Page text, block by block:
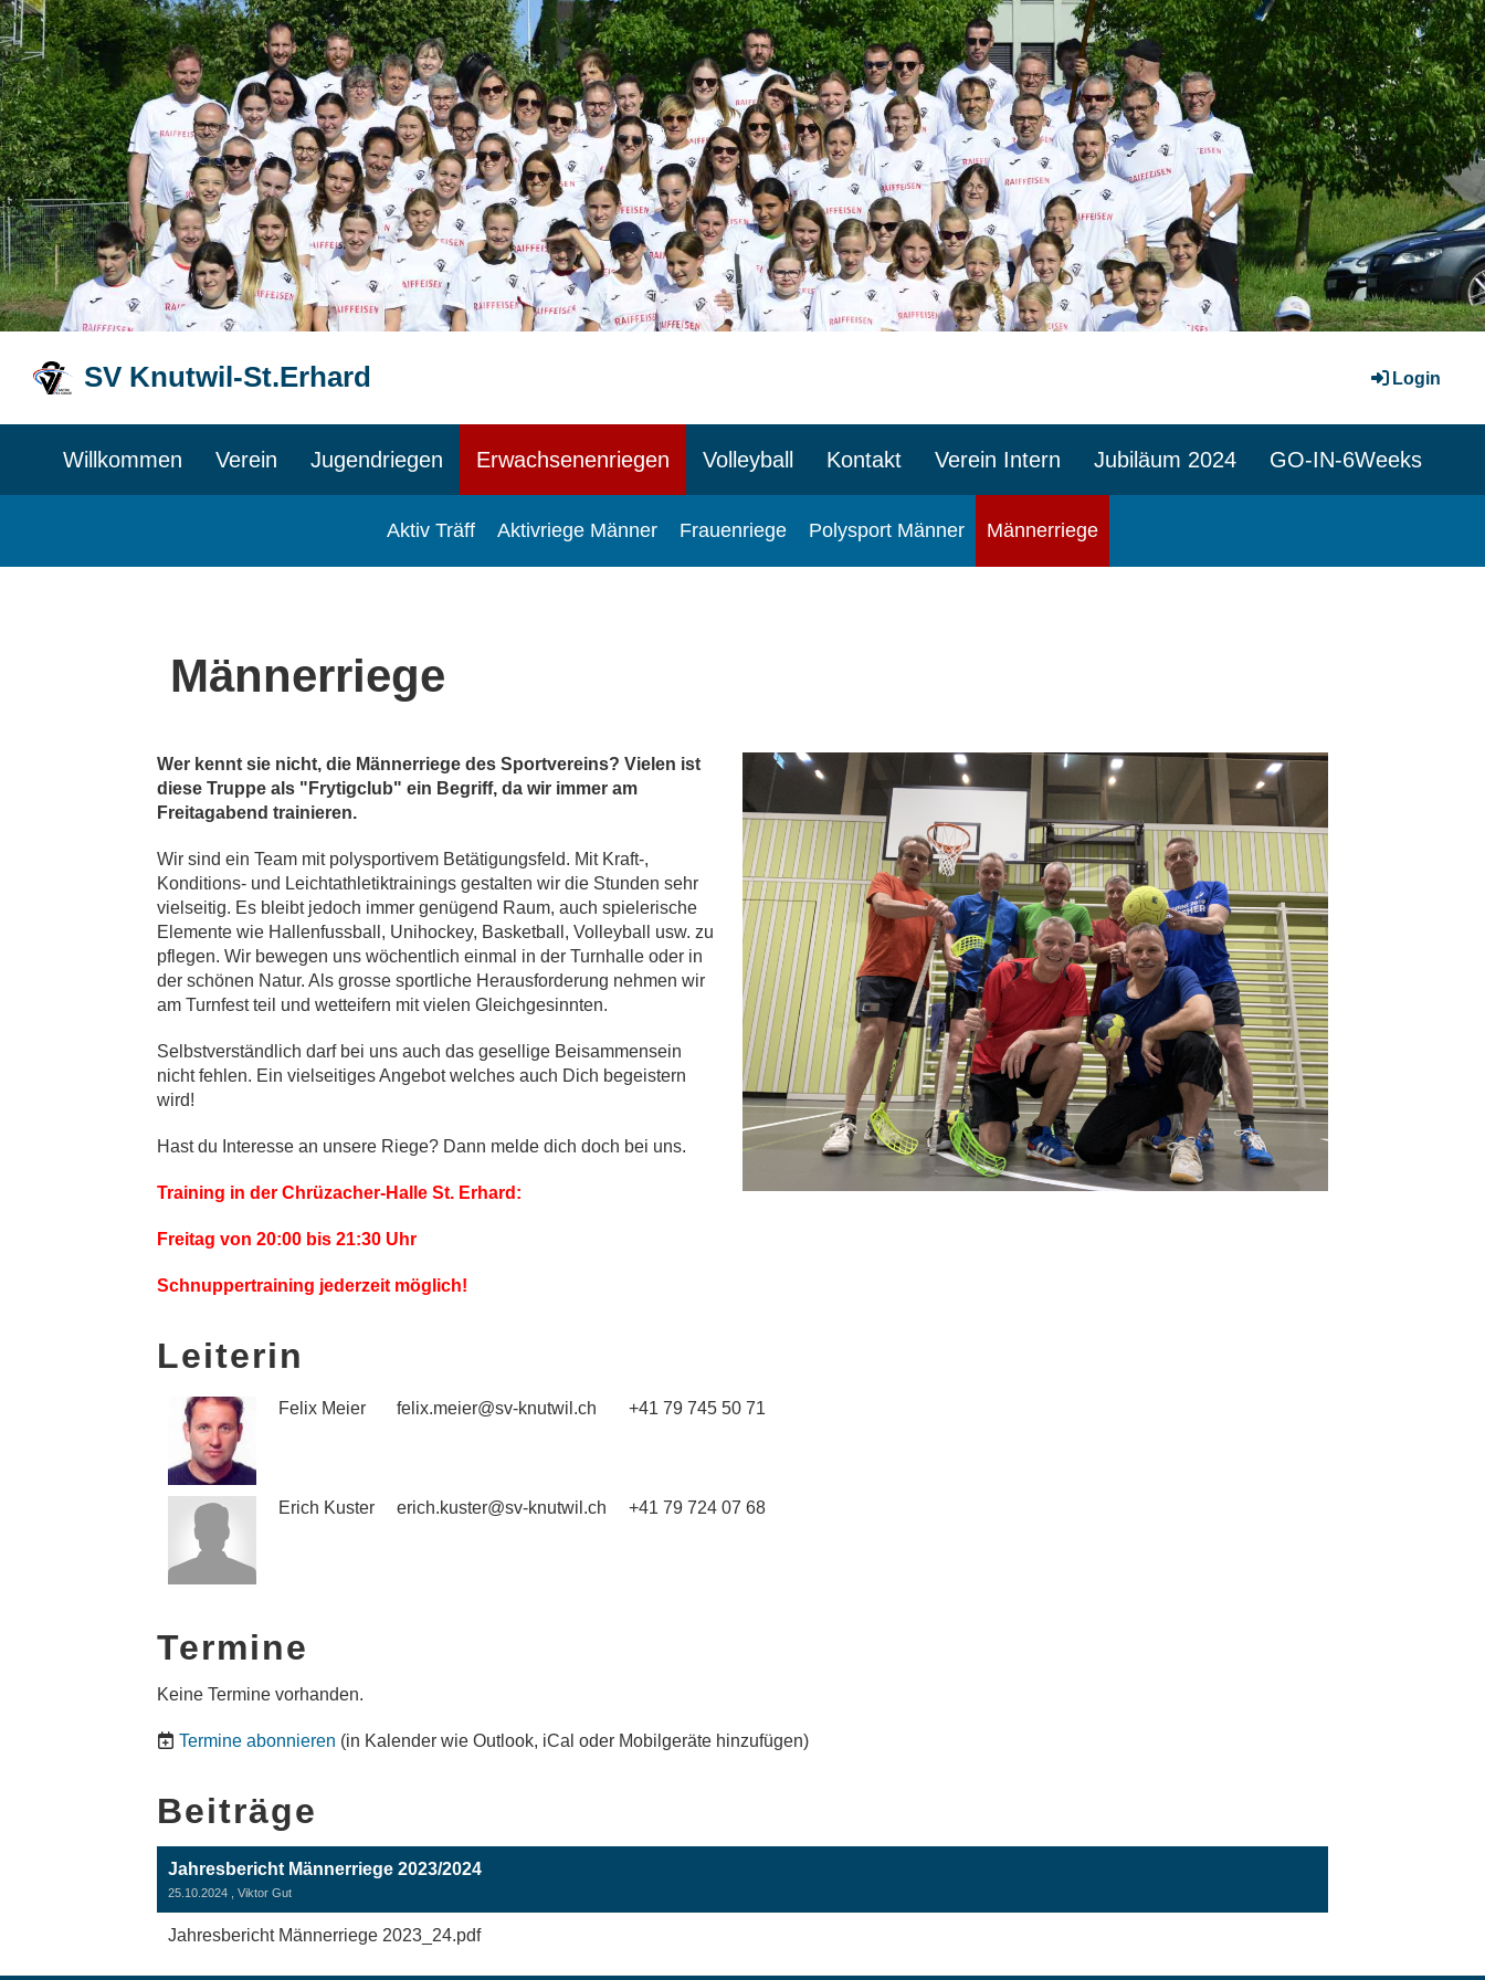
SV Knutwil-St.Erhard Login
Willkommen Verein Jugendriegen Erwachsenenriegen Volleyball Kontakt Verein Intern Jubiläum 2024 GO-IN-6Weeks
Aktiv Träff Aktivriege Männer Frauenriege Polysport Männer Männerriege
Männerriege
Wer kennt sie nicht, die Männerriege des Sportvereins? Vielen ist
diese Truppe als "Frytigclub" ein Begriff, da wir immer am
Freitagabend trainieren.
Wir sind ein Team mit polysportivem Betätigungsfeld. Mit Kraft-,
Konditions- und Leichtathletiktrainings gestalten wir die Stunden sehr
vielseitig. Es bleibt jedoch immer genügend Raum, auch spielerische
Elemente wie Hallenfussball, Unihockey, Basketball, Volleyball usw. zu
pflegen. Wir bewegen uns wöchentlich einmal in der Turnhalle oder in
der schönen Natur. Als grosse sportliche Herausforderung nehmen wir
am Turnfest teil und wetteifern mit vielen Gleichgesinnten.
Selbstverständlich darf bei uns auch das gesellige Beisammensein
nicht fehlen. Ein vielseitiges Angebot welches auch Dich begeistern
wird!
Hast du Interesse an unsere Riege? Dann melde dich doch bei uns.
Training in der Chrüzacher-Halle St. Erhard:
Freitag von 20:00 bis 21:30 Uhr
Schnuppertraining jederzeit möglich!
Leiterin
Felix Meier felix.meier@sv-knutwil.ch +41 79 745 50 71
Erich Kuster erich.kuster@sv-knutwil.ch +41 79 724 07 68
Termine
Keine Termine vorhanden.
Termine abonnieren (in Kalender wie Outlook, iCal oder Mobilgeräte hinzufügen)
Beiträge
Jahresbericht Männerriege 2023/2024
25.10.2024 , Viktor Gut
Jahresbericht Männerriege 2023_24.pdf